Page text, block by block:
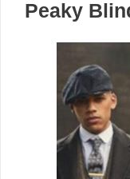
Peaky